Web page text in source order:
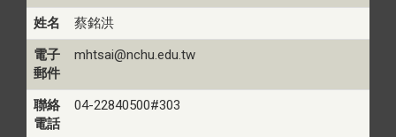
姓名
蔡銘洪
電子
郵件
mhtsai@nchu.edu.tw
聯絡
電話
04-22840500#303